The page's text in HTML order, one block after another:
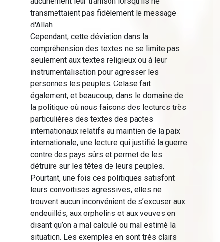
transmettaient pas fidèlement le message
d'Allah.
Cependant, cette déviation dans la
compréhension des textes ne se limite pas
seulement aux textes religieux ou à leur
instrumentalisation pour agresser les
personnes les peuples. Celase fait
également, et beaucoup, dans le domaine de
la politique où nous faisons des lectures très
particulières des textes des pactes
internationaux relatifs au maintien de la paix
internationale, une lecture qui justifié la guerre
contre des pays sûrs et permet de les
détruire sur les têtes de leurs peuples.
Pourtant, une fois ces politiques satisfont
leurs convoitises agressives, elles ne
trouvent aucun inconvénient de s’excuser aux
endeuillés, aux orphelins et aux veuves en
disant qu’on a mal calculé ou mal estimé la
situation. Les exemples en sont très clairs